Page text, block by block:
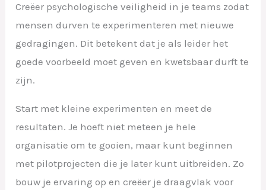
Creëer psychologische veiligheid in je teams zodat
mensen durven te experimenteren met nieuwe
gedragingen. Dit betekent dat je als leider het
goede voorbeeld moet geven en kwetsbaar durft te
zijn.
Start met kleine experimenten en meet de
resultaten. Je hoeft niet meteen je hele
organisatie om te gooien, maar kunt beginnen
met pilotprojecten die je later kunt uitbreiden. Zo
bouw je ervaring op en creëer je draagvlak voor